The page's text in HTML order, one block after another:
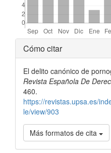
Detalles
del
artículo
Cómo citar
El delito canónico de
Revista Española De
460.
https://revistas.upsa.es/
le/view/903
Más formatos de cita